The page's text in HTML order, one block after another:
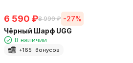
6 590 ₽8 990 ₽ -27%
Чёрный Шарф UGG
В наличии
+165 бонусов